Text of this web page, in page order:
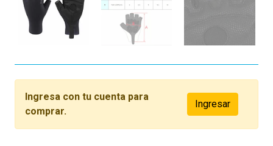
Ingresa con tu cuenta para
comprar.
Ingresar